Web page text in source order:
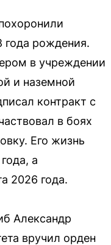
года рождения.
в учреждении
и наземной
контракт с
в боях
Его жизнь
а
2026 года.
Александр
вручил орден